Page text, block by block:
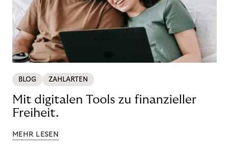
BLOG ZAHLARTEN
Mit digitalen Tools zu finanzieller
Freiheit.
MEHR LESEN